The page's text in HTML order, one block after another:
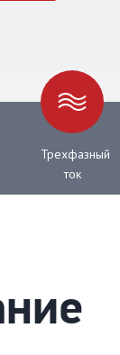
Трехфазный
ток